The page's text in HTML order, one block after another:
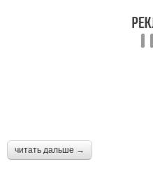
читать дальше →